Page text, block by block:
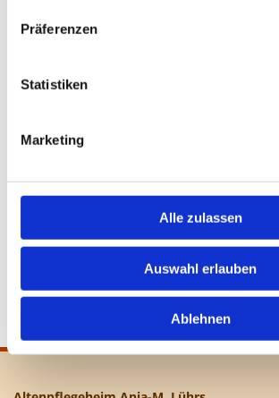
Präferenzen
Statistiken
Marketing
Alle zulassen
Auswahl erlauben
Ablehnen